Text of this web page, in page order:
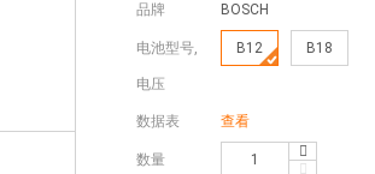
品牌 BOSCH
电池型号,
电压
B12 B18
数据表 查看
数量